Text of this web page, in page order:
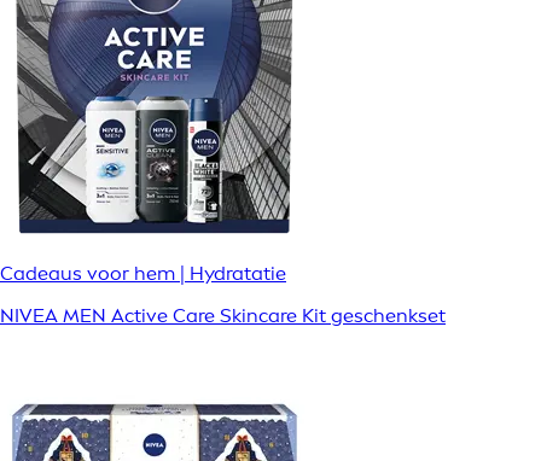
Cadeaus voor hem | Hydratatie
NIVEA MEN Active Care Skincare Kit geschenkset